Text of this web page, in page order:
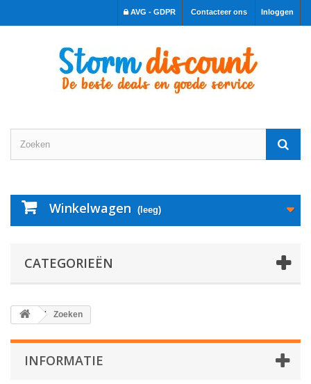
Inloggen
Contacteer ons
AVG - GDPR
Winkelwagen (leeg)
CATEGORIEËN
Zoeken
INFORMATIE